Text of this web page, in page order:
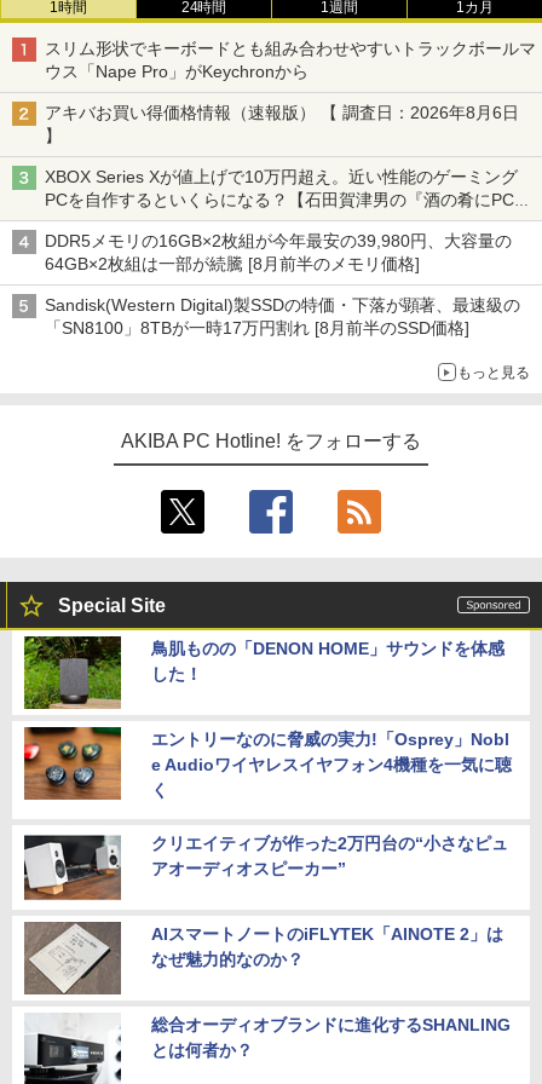
1時間 24時間 1週間 1カ月
スリム形状でキーボードとも組み合わせやすいトラックボールマ
ウス「Nape Pro」がKeychronから
アキバお買い得価格情報（速報版） 【 調査日：2026年8月6日
】
XBOX Series Xが値上げで10万円超え。近い性能のゲーミング
PCを自作するといくらになる？【石田賀津男の『酒の肴にPCゲ
ーム』】
DDR5メモリの16GB×2枚組が今年最安の39,980円、大容量の
64GB×2枚組は一部が続騰 [8月前半のメモリ価格]
Sandisk(Western Digital)製SSDの特価・下落が顕著、最速級の
「SN8100」8TBが一時17万円割れ [8月前半のSSD価格]
もっと見る
AKIBA PC Hotline! をフォローする
Special Site
鳥肌ものの「DENON HOME」サウンドを体感
した！
エントリーなのに脅威の実力!「Osprey」Nobl
e Audioワイヤレスイヤフォン4機種を一気に聴
く
クリエイティブが作った2万円台の“小さなピュ
アオーディオスピーカー”
AIスマートノートのiFLYTEK「AINOTE 2」は
なぜ魅力的なのか？
総合オーディオブランドに進化するSHANLING
とは何者か？